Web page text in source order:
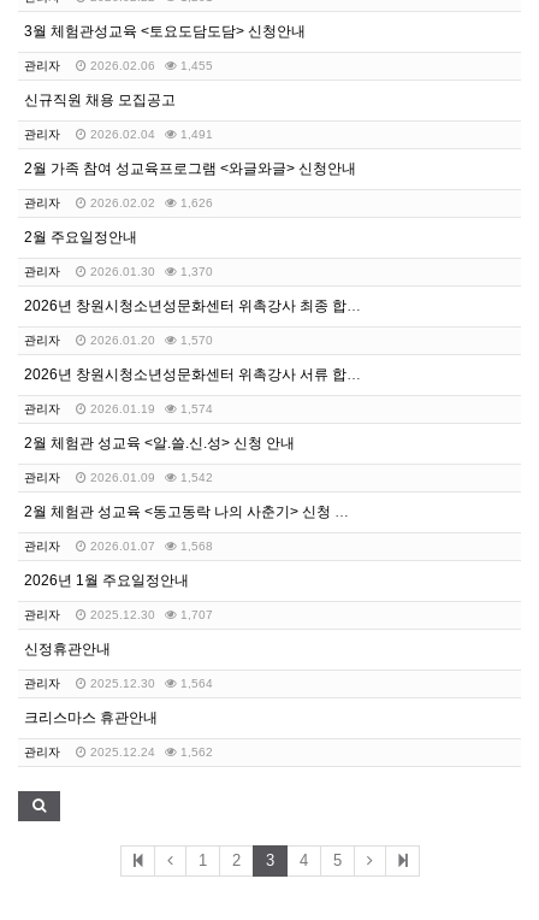
3월 체험관성교육 <토요도담도담> 신청안내
관리자 2026.02.06 1,455
신규직원 채용 모집공고
관리자 2026.02.04 1,491
2월 가족 참여 성교육프로그램 <와글와글> 신청안내
관리자 2026.02.02 1,626
2월 주요일정안내
관리자 2026.01.30 1,370
2026년 창원시청소년성문화센터 위촉강사 최종 합격자 …
관리자 2026.01.20 1,570
2026년 창원시청소년성문화센터 위촉강사 서류 합격자 …
관리자 2026.01.19 1,574
2월 체험관 성교육 <알.쓸.신.성> 신청 안내
관리자 2026.01.09 1,542
2월 체험관 성교육 <동고동락 나의 사춘기> 신청 안내
관리자 2026.01.07 1,568
2026년 1월 주요일정안내
관리자 2025.12.30 1,707
신정휴관안내
관리자 2025.12.30 1,564
크리스마스 휴관안내
관리자 2025.12.24 1,562
1 2 3 4 5